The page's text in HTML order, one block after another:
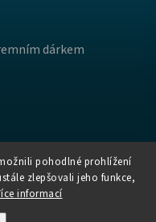
pohodlné prohlížení
zlepšovali jeho funkce,
informací
dárkem
a
. Všechna práva